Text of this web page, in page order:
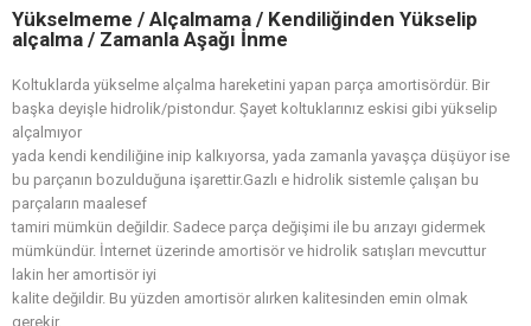
Yükselmeme / Alçalmama / Kendiliğinden Yükselip
alçalma / Zamanla Aşağı İnme
Koltuklarda yükselme alçalma hareketini yapan parça amortisördür. Bir
başka deyişle hidrolik/pistondur. Şayet koltuklarınız eskisi gibi yükselip
alçalmıyor
yada kendi kendiliğine inip kalkıyorsa, yada zamanla yavaşça düşüyor ise
bu parçanın bozulduğuna işarettir.Gazlı e hidrolik sistemle çalışan bu
parçaların maalesef
tamiri mümkün değildir. Sadece parça değişimi ile bu arızayı gidermek
mümkündür. İnternet üzerinde amortisör ve hidrolik satışları mevcuttur
lakin her amortisör iyi
kalite değildir. Bu yüzden amortisör alırken kalitesinden emin olmak
gerekir.